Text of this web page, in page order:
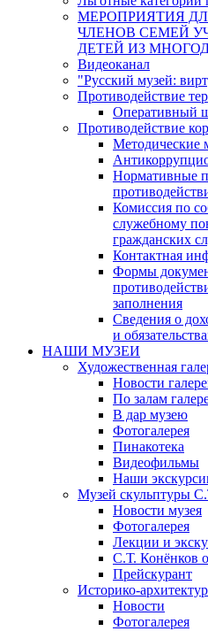
МЕРОПРИЯТИЯ
ЧЛЕНОВ СЕМЕЙ
ДЕТЕЙ ИЗ
Видеоканал
"Русский музей:
Противодействие
Оперативный
Противодействие
Методические
Нормативные
Комиссия по
служебному
гражданских
Контактная
Формы
заполнения
Сведения о
и
НАШИ МУЗЕИ
Художественная
Новости
По залам
В дар музею
Фотогалерея
Пинакотека
Видеофильмы
Наши
Музей скульптуры
Новости музея
Фотогалерея
Лекции и
С.Т. Конёнков
Прейскурант
Историко-
Новости
Фотогалерея